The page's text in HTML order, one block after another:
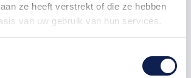
ze heeft verstrekt of die ze hebben
van uw gebruik van hun services.
€ 0,15 € 262,50